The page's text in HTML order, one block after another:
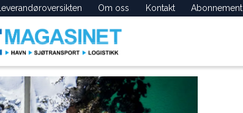
Leverandøroversikten Om oss Kontakt Abonnement